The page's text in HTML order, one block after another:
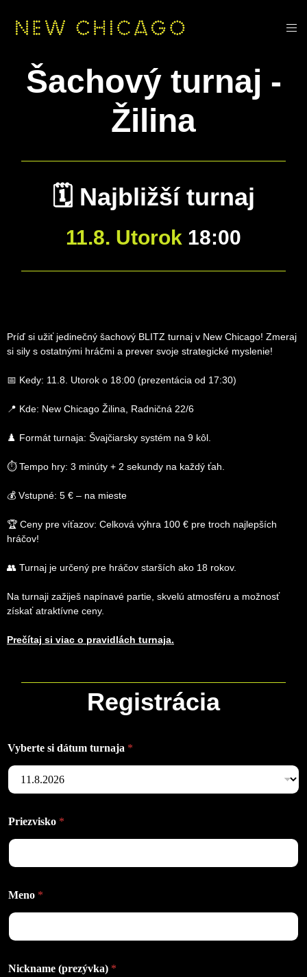
Šachový turnaj -
Žilina
🗓️ Najbližší turnaj
11.8. Utorok 18:00
Príď si užiť jedinečný šachový BLITZ turnaj v New Chicago! Zmeraj
si sily s ostatnými hráčmi a prever svoje strategické myslenie!
📅 Kedy: 11.8. Utorok o 18:00 (prezentácia od 17:30)
📍 Kde: New Chicago Žilina, Radničná 22/6
♟️ Formát turnaja: Švajčiarsky systém na 9 kôl.
⏱ Tempo hry: 3 minúty + 2 sekundy na každý ťah.
💰 Vstupné: 5 € – na mieste
🏆 Ceny pre víťazov: Celková výhra 100 € pre troch najlepších
hráčov!
👥 Turnaj je určený pre hráčov starších ako 18 rokov.
Na turnaji zažiješ napínavé partie, skvelú atmosféru a možnosť
získať atraktívne ceny.
Prečítaj si viac o pravidlách turnaja.
Registrácia
Vyberte si dátum turnaja *
Priezvisko *
Meno *
Nickname (prezývka) *